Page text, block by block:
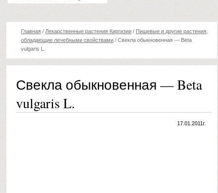
Главная / Лекарственные растения Киргизии / Пищевые и другие растения,
обладающие лечебными свойствами /Свекла обыкновенная — Beta
vulgaris L.
Свекла обыкновенная — Beta
vulgaris L.
17.01.2011г.